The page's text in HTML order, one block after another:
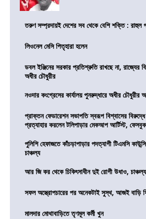
তরুণ সম্প্রদায়ই দেশের সব থেকে বেশি শক্তি : রাহুল
লিওনেল মেসি পিতৃহারা হলেন
ডবল ইঞ্জিনের সরকার প্রতিশ্রুতি রাখছে না, রাজ্যের
অধীর চৌধুরীর
নওদার কংগ্রেসের কার্যালয় পুনরুদ্ধারে অধীর চৌধুরীর
প্রাক্তন ফেডারেশন সভাপতি স্বরূপ বিশ্বাসের
প্রত্যাহার করলেন টলিপাড়ার মেকআপ আর্টিস্ট,
পুলিশি হেফাজতে কাঁচড়াপাড়ার পদত্যাগী টিএমসি
চাঞ্চল্য
আর জি কর থেকে চিকিৎসাধীন দুই রোগী উধাও, চাঞ্চল্য
সফল অস্ত্রোপচারের পর অনেকটাই সুস্থ, আজই বাড়ি
মালদার মোথাবাড়িতে তৃণমূল কর্মী খুন